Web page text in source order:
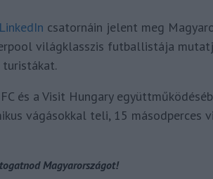
LinkedIn csatornáin jelent meg
világklasszis futballistája
és a Visit Hungary
vágásokkal teli, 15 másodperces
Magyarországot!